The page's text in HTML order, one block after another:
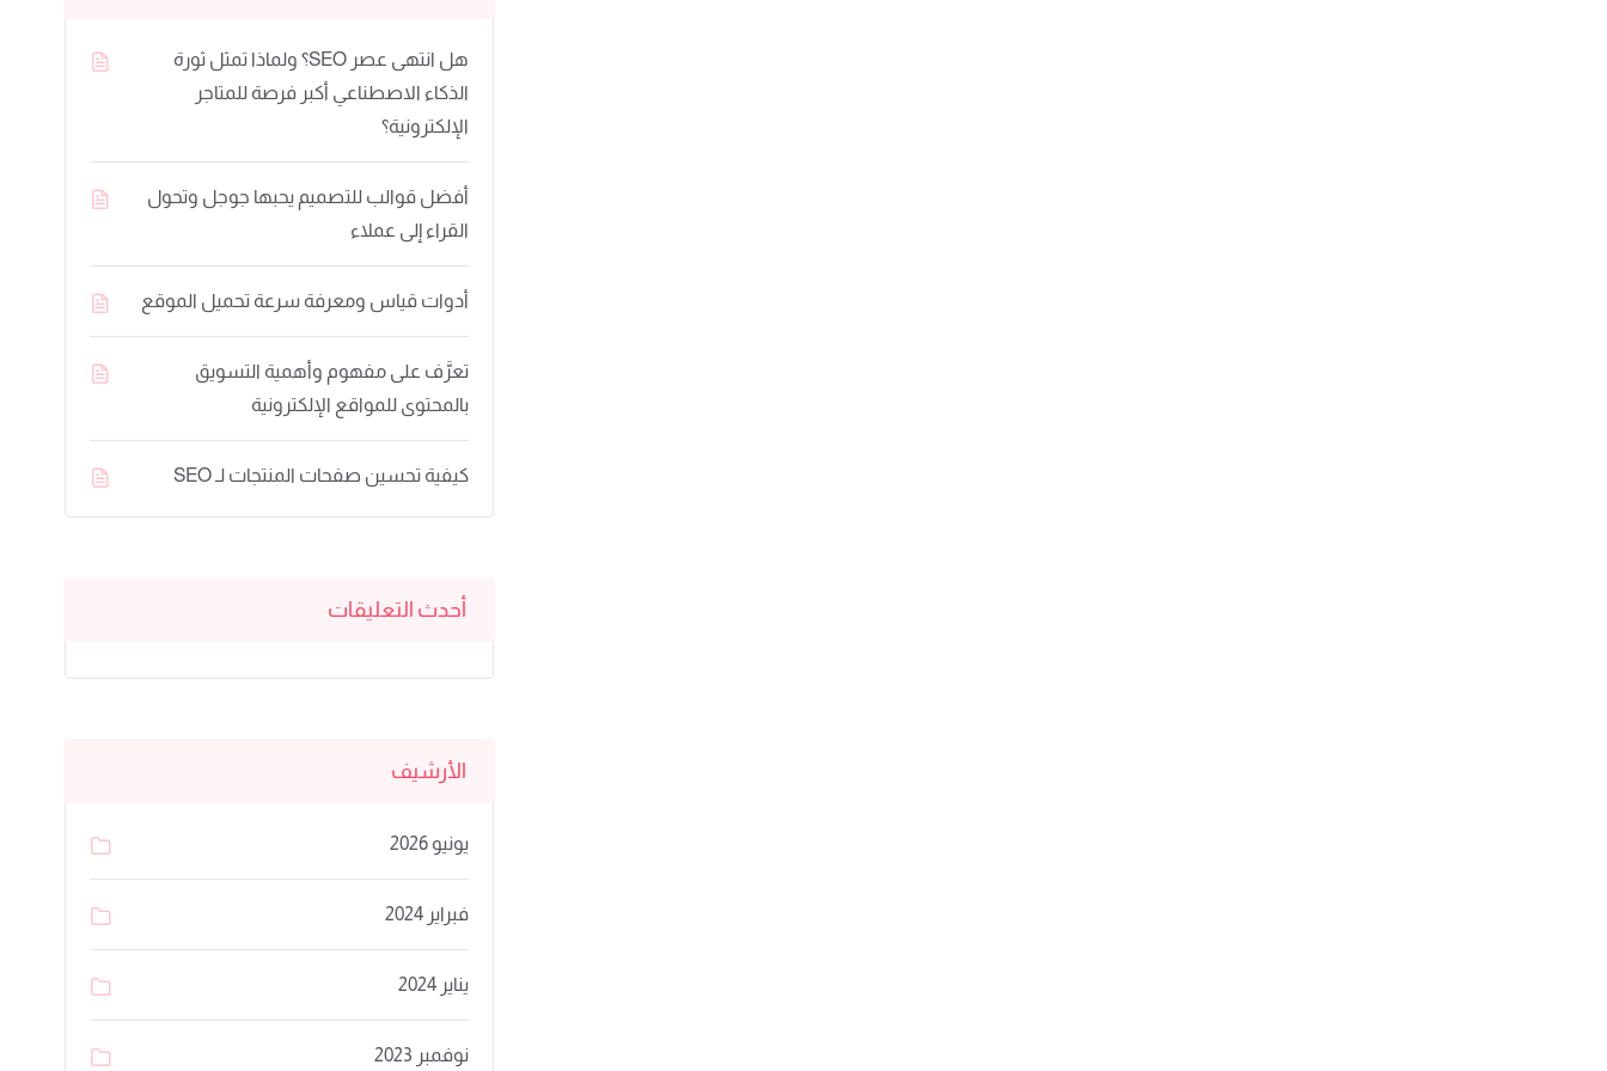
هل انتهى عصر SEO؟ ولماذا تمثل ثورة
الذكاء الاصطناعي أكبر فرصة للمتاجر
الإلكترونية؟
أفضل قوالب للتصميم يحبها جوجل وتحول
القراء إلى عملاء
أدوات قياس ومعرفة سرعة تحميل الموقع
تعرَّف على مفهوم وأهمية التسويق
بالمحتوى للمواقع الإلكترونية
كيفية تحسين صفحات المنتجات لـ SEO
أحدث التعليقات
الأرشيف
يونيو 2026
فبراير 2024
يناير 2024
نوفمبر 2023